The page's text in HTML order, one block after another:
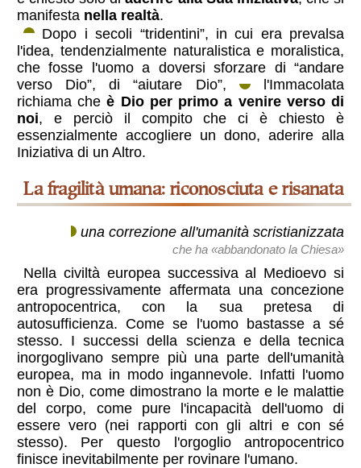
manifesta nella realtà.
Dopo i secoli “tridentini”, in cui era prevalsa
l'idea, tendenzialmente naturalistica e moralistica,
che fosse l'uomo a doversi sforzare di “andare
verso Dio”, di “aiutare Dio”,
l'Immacolata
richiama cheè Dio per primo a venire verso di
noi, e perciò il compito che ci è chiesto è
essenzialmente accogliere un dono, aderire alla
Iniziativa di un Altro.
La fragilità umana: riconosciuta e risanata
una correzione all'umanità scristianizzata
che ha «abbandonato la Chiesa»
Nella civiltà europea successiva al Medioevo si
era progressivamente affermata una concezione
antropocentrica, con la sua pretesa di
autosufficienza. Come se l'uomo bastasse a sé
stesso. I successi della scienza e della tecnica
inorgoglivano sempre più una parte dell'umanità
europea, ma in modo ingannevole. Infatti l'uomo
non è Dio, come dimostrano la morte e le malattie
del corpo, come pure l'incapacità dell'uomo di
essere vero (nei rapporti con gli altri e con sé
stesso). Per questo l'orgoglio antropocentrico
finisce inevitabilmente per rovinare l'umano.